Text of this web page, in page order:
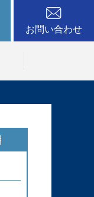
お問い合わせ